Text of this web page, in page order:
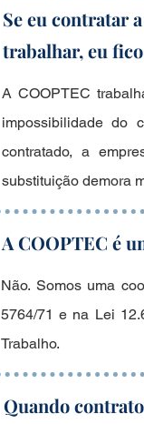
Se eu contratar
trabalhar, eu
A COOPTEC
impossibilidade do
contratado, a
substituição demora
A COOPTEC é
Não. Somos uma
5764/71 e na Lei
Trabalho.
Quando